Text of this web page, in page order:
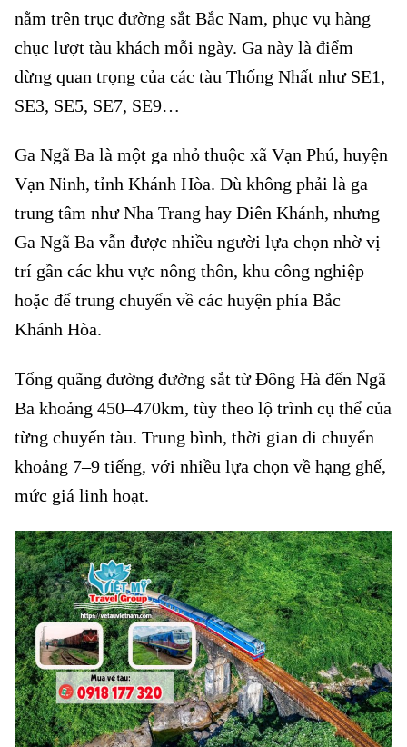
nằm trên trục đường sắt Bắc Nam, phục vụ hàng
chục lượt tàu khách mỗi ngày. Ga này là điểm
dừng quan trọng của các tàu Thống Nhất như SE1,
SE3, SE5, SE7, SE9…
Ga Ngã Ba là một ga nhỏ thuộc xã Vạn Phú, huyện
Vạn Ninh, tỉnh Khánh Hòa. Dù không phải là ga
trung tâm như Nha Trang hay Diên Khánh, nhưng
Ga Ngã Ba vẫn được nhiều người lựa chọn nhờ vị
trí gần các khu vực nông thôn, khu công nghiệp
hoặc để trung chuyển về các huyện phía Bắc
Khánh Hòa.
Tổng quãng đường đường sắt từ Đông Hà đến Ngã
Ba khoảng 450–470km, tùy theo lộ trình cụ thể của
từng chuyến tàu. Trung bình, thời gian di chuyển
khoảng 7–9 tiếng, với nhiều lựa chọn về hạng ghế,
mức giá linh hoạt.